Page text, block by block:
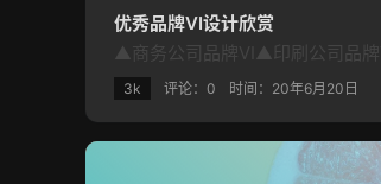
优秀品牌VI设计欣赏
3k 评论：0 时间： 20年6月20日